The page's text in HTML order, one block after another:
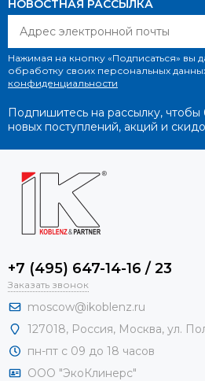
НОВОСТНАЯ РАССЫЛКА
Нажимая на кнопку «Подписаться» вы
обработку своих персональных
конфиденциальности
Подпишитесь на рассылку, чтобы
новых поступлений, акций и
+7 (495) 647-14-16 / 23
Заказать звонок
moscow@ikoblenz.ru
127018, Россия, Москва, ул.
пн-пт с 09 до 18 часов
ООО "ЭкоКлинерс"